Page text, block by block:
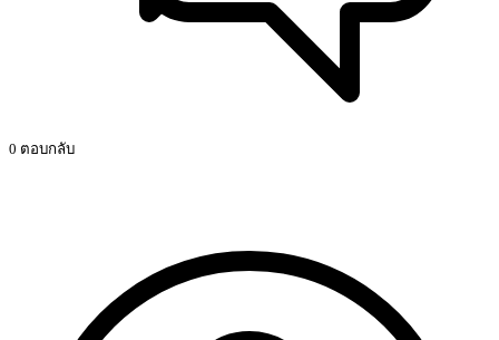
0 ตอบกลับ